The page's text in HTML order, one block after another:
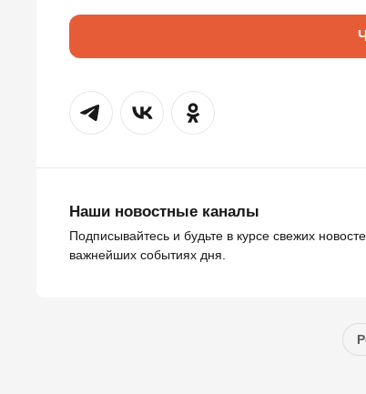
Наши новостные каналы
Подписывайтесь и будьте в курсе свежих
важнейших событиях дня.